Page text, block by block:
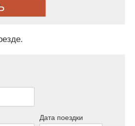
Дата поездки